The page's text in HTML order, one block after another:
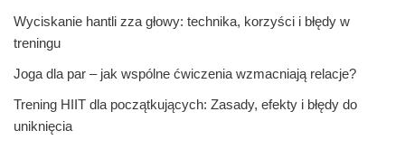
Wyciskanie hantli zza głowy: technika, korzyści i błędy w
treningu
Joga dla par – jak wspólne ćwiczenia wzmacniają relacje?
Trening HIIT dla początkujących: Zasady, efekty i błędy do
uniknięcia